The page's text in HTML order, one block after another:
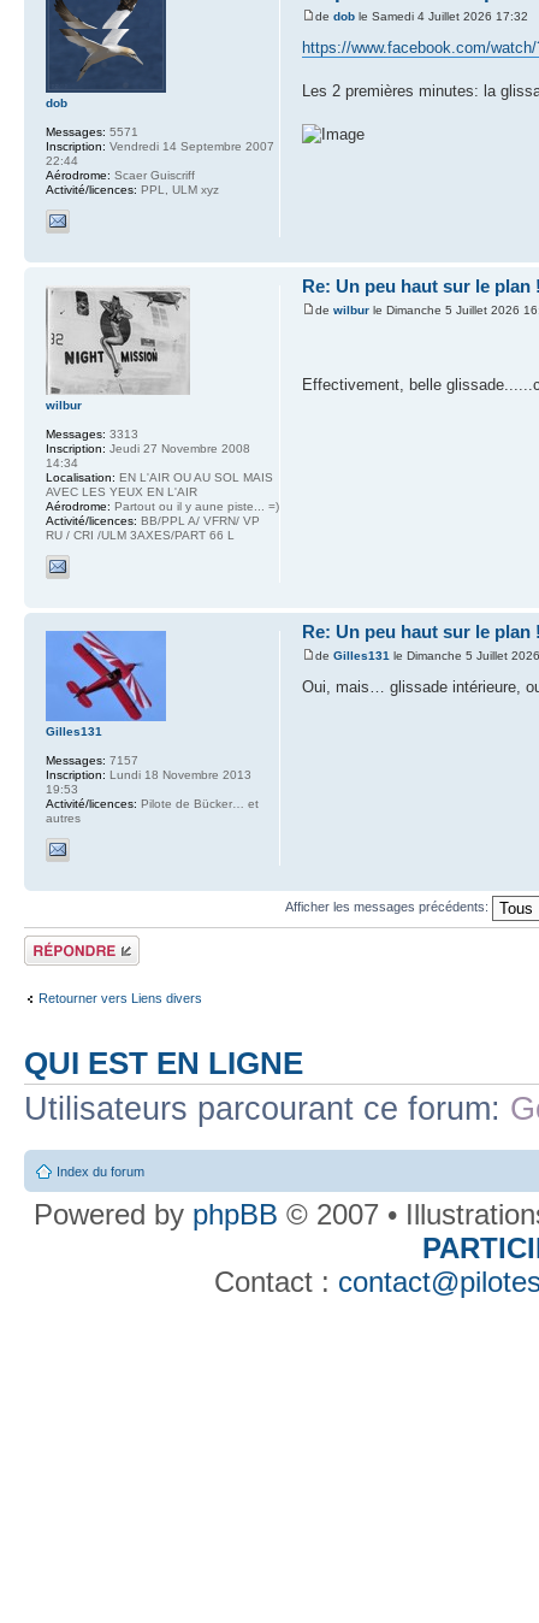
de doble Samedi 4 Juillet 2026 17:32
https://www.facebook.com/
Les 2 premières minutes: la
dob
Messages: 5571
Inscription: Vendredi 14 Septembre 2007
22:44
Aérodrome: Scaer Guiscriff
Activité/licences: PPL, ULM xyz
Re: Un peu haut sur le plan
de wilburle Dimanche 5 Juillet 2026
Effectivement, belle
wilbur
Messages: 3313
Inscription: Jeudi 27 Novembre 2008
14:34
Localisation: EN L'AIR OU AU SOL MAIS
AVEC LES YEUX EN L'AIR
Aérodrome: Partout ou il y aune piste... =)
Activité/licences: BB/PPL A/ VFRN/ VP
RU / CRI /ULM 3AXES/PART 66 L
Re: Un peu haut sur le plan
de Gilles131 le Dimanche 5 Juillet
Oui, mais… glissade intérieure,
Gilles131
Messages: 7157
Inscription: Lundi 18 Novembre 2013
19:53
Activité/licences: Pilote de Bücker… et
autres
Afficher les messages précédents:
Répondre
Retourner vers Liens divers
QUI EST EN LIGNE
Utilisateurs parcourant ce forum:
Index du forum
Powered by phpBB © 2007 •
Contact :